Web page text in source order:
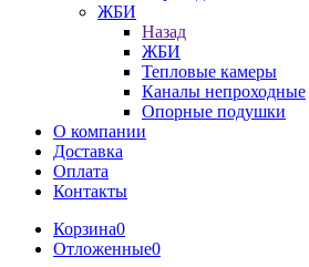
ЖБИ
Назад
ЖБИ
Тепловые камеры
Каналы непроходные
Опорные подушки
О компании
Доставка
Оплата
Контакты
Корзина0
Отложенные0